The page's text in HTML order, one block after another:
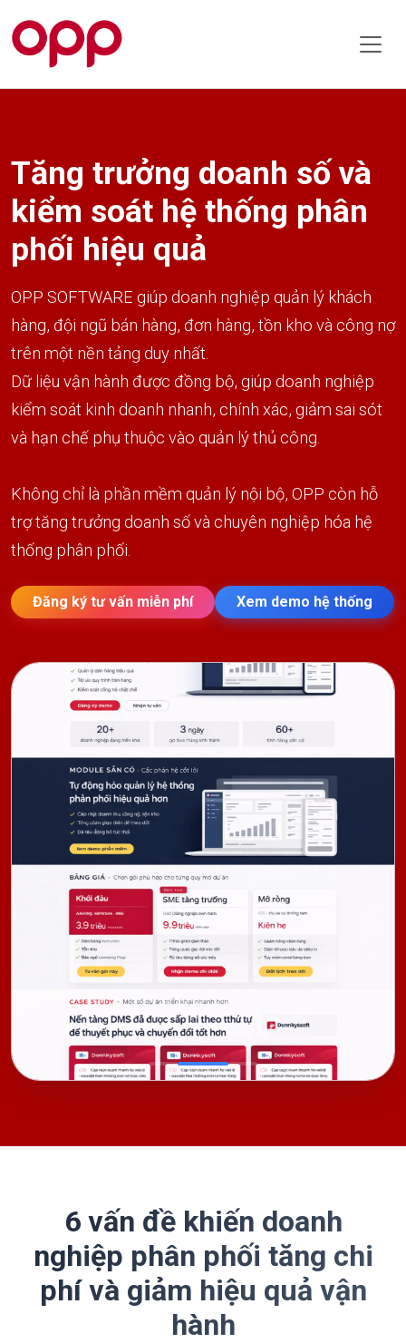
Tăng trưởng doanh số và
kiểm soát hệ thống phân
phối hiệu quả
OPP SOFTWARE giúp doanh nghiệp quản lý khách
hàng, đội ngũ bán hàng, đơn hàng, tồn kho và công nợ
trên một nền tảng duy nhất.
Dữ liệu vận hành được đồng bộ, giúp doanh nghiệp
kiểm soát kinh doanh nhanh, chính xác, giảm sai sót
và hạn chế phụ thuộc vào quản lý thủ công.
Không chỉ là phần mềm quản lý nội bộ, OPP còn hỗ
trợ tăng trưởng doanh số và chuyên nghiệp hóa hệ
thống phân phối.
Đăng ký tư vấn miễn phí Xem demo hệ thống
6 vấn đề khiến doanh
nghiệp phân phối tăng chi
phí và giảm hiệu quả vận
hành